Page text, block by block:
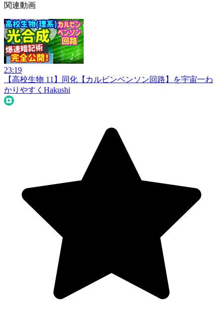
関連動画
23:19
【高校生物 11】同化【カルビンベンソン回路】を宇宙一わ
かりやすく Hakushi